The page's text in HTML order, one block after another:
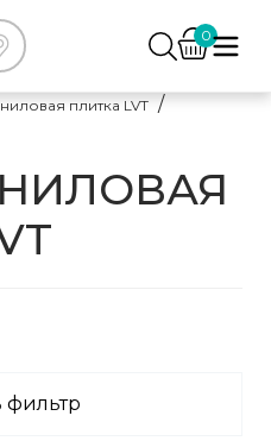
0
плитка LVT
фильтр